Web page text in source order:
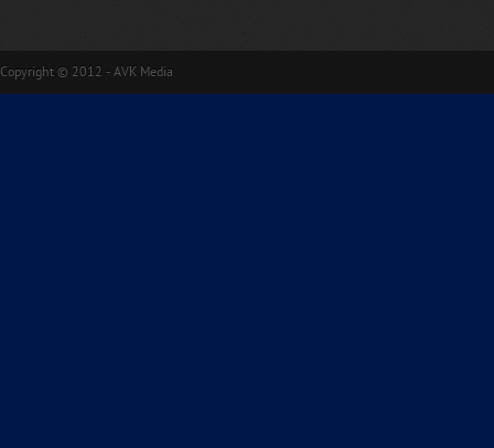
Copyright © 2012 - AVK Media